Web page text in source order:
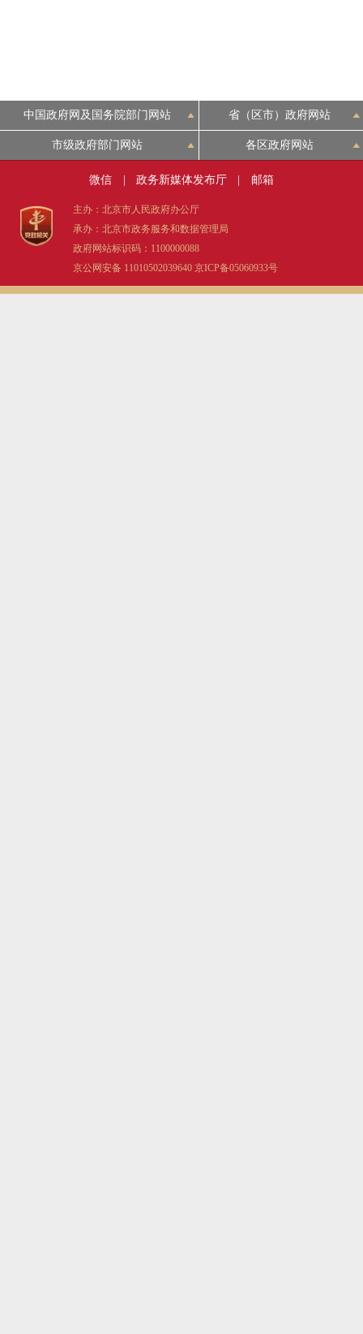
中国政府网及国务院部门网站 省（区市）政府网站
市级政府部门网站 各区政府网站
微信 政务新媒体发布厅 邮箱
主办：北京市人民政府办公厅
承办：北京市政务服务和数据管理局
政府网站标识码：1100000088
京公网安备 11010502039640 京ICP备05060933号